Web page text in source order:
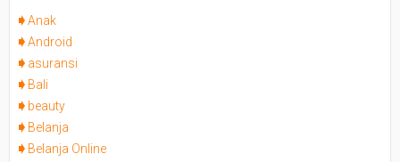
Anak
Android
asuransi
Bali
beauty
Belanja
Belanja Online